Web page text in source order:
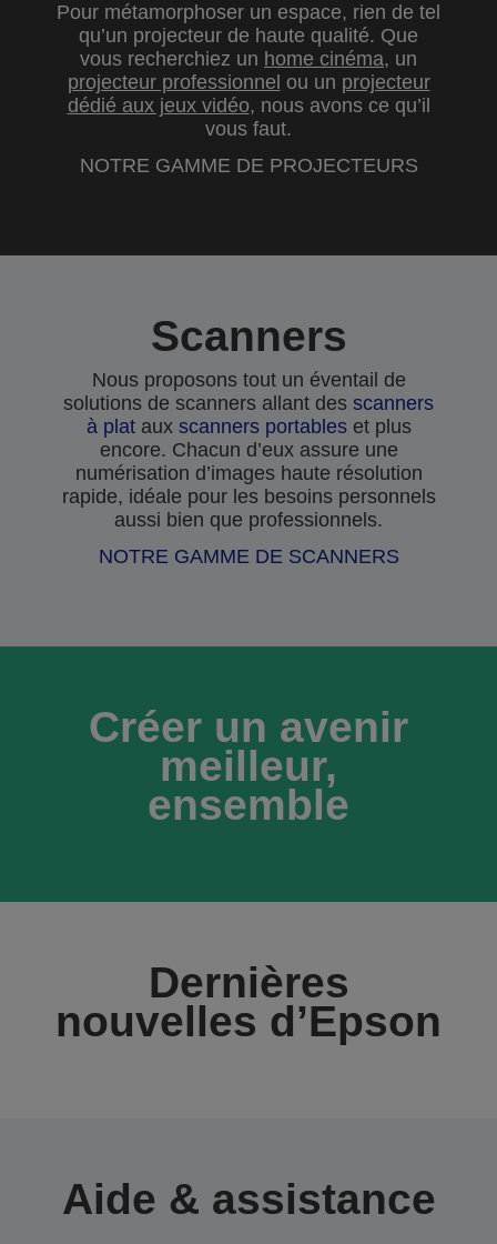
Pour métamorphoser un espace, rien de tel
qu’un projecteur de haute qualité. Que
vous recherchiez un home cinéma, un
projecteur professionnel ou un projecteur
dédié aux jeux vidéo, nous avons ce qu’il
vous faut.
NOTRE GAMME DE PROJECTEURS
Scanners
Nous proposons tout un éventail de
solutions de scanners allant des scanners
à plataux scanners portableset plus
encore. Chacun d’eux assure une
numérisation d’images haute résolution
rapide, idéale pour les besoins personnels
aussi bien que professionnels.
NOTRE GAMME DE SCANNERS
Créer un avenir
meilleur,
ensemble
Dernières
nouvelles d’Epson
Aide & assistance